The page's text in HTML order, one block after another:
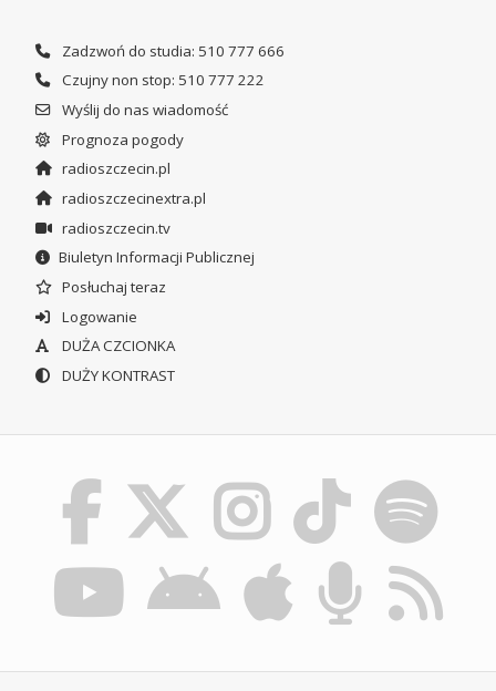
Zadzwoń do studia: 510 777 666
Czujny non stop: 510 777 222
Wyślij do nas wiadomość
Prognoza pogody
radioszczecin.pl
radioszczecinextra.pl
radioszczecin.tv
Biuletyn Informacji Publicznej
Posłuchaj teraz
Logowanie
DUŻA CZCIONKA
DUŻY KONTRAST